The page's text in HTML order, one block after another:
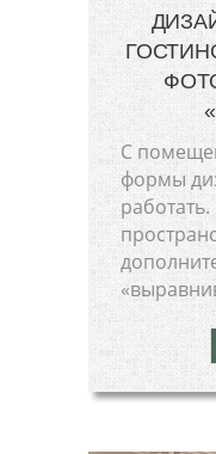
С
формы